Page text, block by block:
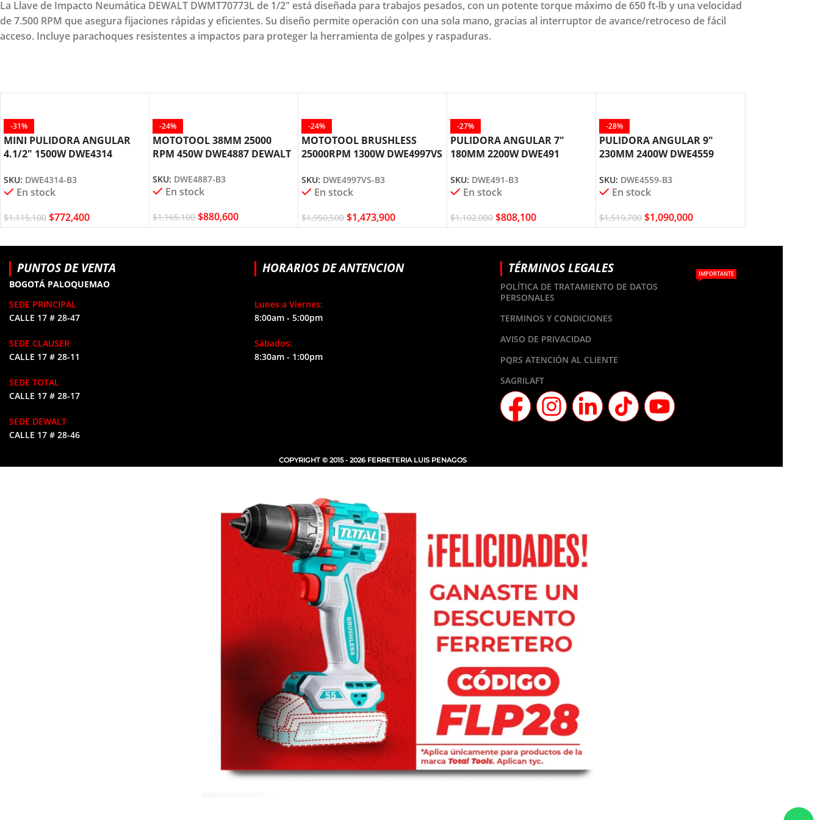
La Llave de Impacto Neumática DEWALT DWMT70773L de 1/2" está diseñada para trabajos pesados, con un potente torque máximo de 650 ft-lb y una velocidad
de 7.500 RPM que asegura fijaciones rápidas y eficientes. Su diseño permite operación con una sola mano, gracias al interruptor de avance/retroceso de fácil
acceso. Incluye parachoques resistentes a impactos para proteger la herramienta de golpes y raspaduras.
-31%
MINI PULIDORA ANGULAR
4.1/2″ 1500W DWE4314
SKU: DWE4314-B3
En stock
$1,115,100 $772,400
-24%
MOTOTOOL 38MM 25000
RPM 450W DWE4887 DEWALT
SKU: DWE4887-B3
En stock
$1,165,100 $880,600
-24%
MOTOTOOL BRUSHLESS
25000RPM 1300W DWE4997VS
SKU: DWE4997VS-B3
En stock
$1,950,500 $1,473,900
-27%
PULIDORA ANGULAR 7″
180MM 2200W DWE491
SKU: DWE491-B3
En stock
$1,102,000 $808,100
-28%
PULIDORA ANGULAR 9″
230MM 2400W DWE4559
SKU: DWE4559-B3
En stock
$1,519,700 $1,090,000
PUNTOS DE VENTA
BOGOTÁ PALOQUEMAO
SEDE PRINCIPAL
CALLE 17 # 28-47
SEDE CLAUSER
CALLE 17 # 28-11
SEDE TOTAL
CALLE 17 # 28-17
SEDE DEWALT
CALLE 17 # 28-46
HORARIOS DE ANTENCION
Lunes a Viernes:
8:00am - 5:00pm
Sábados:
8:30am - 1:00pm
TÉRMINOS LEGALES
POLÍTICA DE TRATAMIENTO DE DATOS
PERSONALES
IMPORTANTE
TERMINOS Y CONDICIONES
AVISO DE PRIVACIDAD
PQRS ATENCIÓN AL CLIENTE
SAGRILAFT
COPYRIGHT © 2015 - 2026 FERRETERIA LUIS PENAGOS